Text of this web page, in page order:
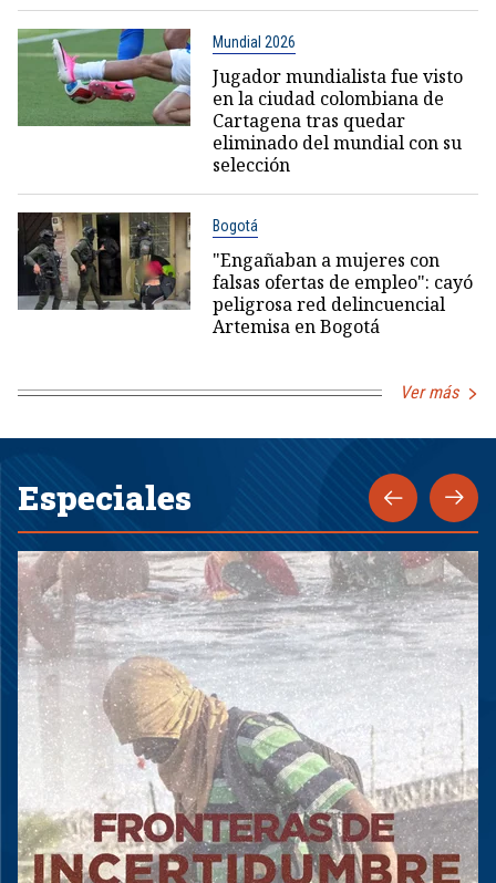
Mundial 2026
Jugador mundialista fue visto
en la ciudad colombiana de
Cartagena tras quedar
eliminado del mundial con su
selección
Bogotá
"Engañaban a mujeres con
falsas ofertas de empleo": cayó
peligrosa red delincuencial
Artemisa en Bogotá
Ver más
Especiales